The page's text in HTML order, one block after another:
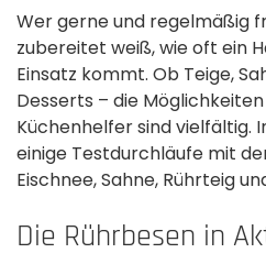
Wer gerne und regelmäßig
zubereitet weiß, wie oft ein
Einsatz kommt. Ob Teige,
Desserts – die
Küchenhelfer sind vielfältig.
einige Testdurchläufe mit
Eischnee, Sahne, Rührteig
Die Rührbesen in